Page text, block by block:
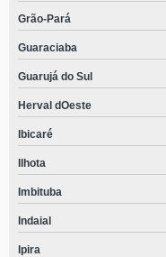
Grão-Pará
Guaraciaba
Guarujá do Sul
Herval dOeste
Ibicaré
Ilhota
Imbituba
Indaial
Ipira